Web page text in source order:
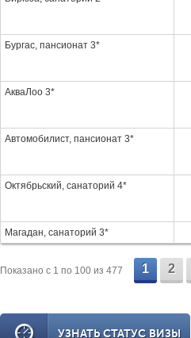
Бургас, пансионат 3*
АкваЛоо 3*
Автомобилист, пансионат 3*
Октябрьский, санаторий 4*
Магадан, санаторий 3*
Показано c 1 по 100 из 477 1 2
УЗНАТЬ СТАТУС ВИЗЫ